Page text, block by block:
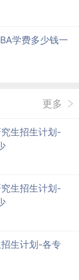
学费多少钱一
更多
生招生计划-
生招生计划-
生计划-各专